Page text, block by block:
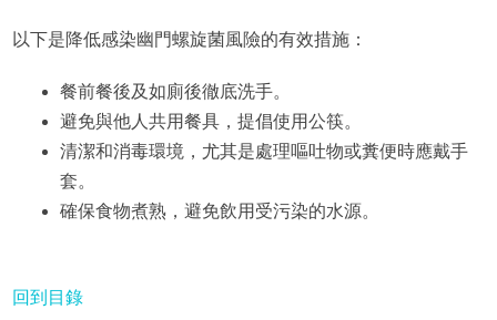
以下是降低感染幽門螺旋菌風險的有效措施：
餐前餐後及如廁後徹底洗手。
避免與他人共用餐具，提倡使用公筷。
清潔和消毒環境，尤其是處理嘔吐物或糞便時應戴手
套。
確保食物煮熟，避免飲用受污染的水源。
回到目錄